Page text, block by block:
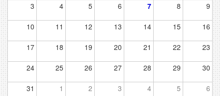
3 4 5 6 7 8 9
10 11 12 13 14 15 16
17 18 19 20 21 22 23
24 25 26 27 28 29 30
31 1 2 3 4 5 6